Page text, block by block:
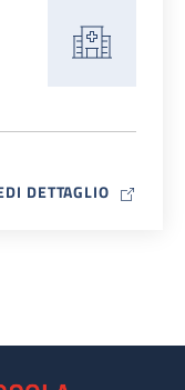
DETTAGLIO MAP ICON